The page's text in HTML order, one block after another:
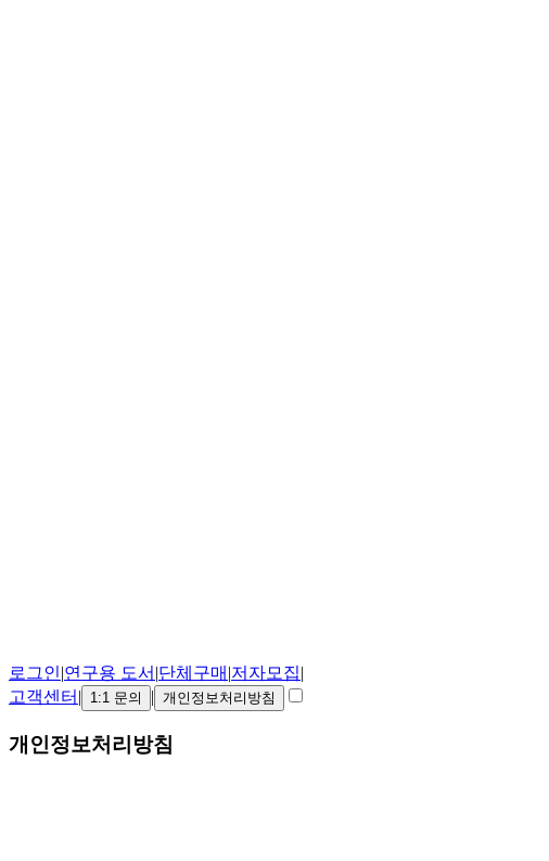
로그인|연구용 도서 |단체구매 |저자모집|
고객센터 | 1:1 문의 | 개인정보처리방침
개인정보처리방침